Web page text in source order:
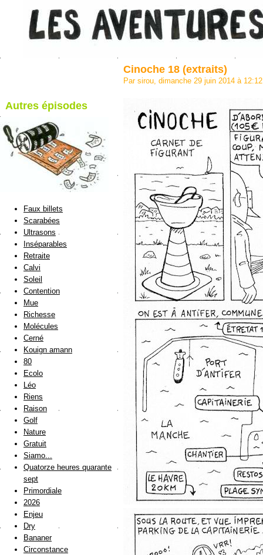
blog de Sirou
Cinoche 18 (extraits)
Par sirou, dimanche 29 juin 2014 à
Autres épisodes
Faux billets
Scarabées
Ultrasons
Inséparables
Retraite
Calvi
Soleil
Contention
Mue
Richesse
Molécules
Cerné
Kouign amann
80
Ecolo
Léo
Riens
Raison
Golf
Nature
Gratuit
Siamo...
Quatorze heures quarante
sept
Primordiale
2026
Enjeu
Dry
Bananer
Circonstance